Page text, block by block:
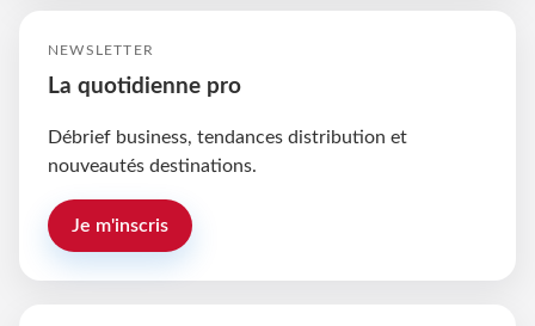
NEWSLETTER
La quotidienne pro
Débrief business, tendances distribution et
nouveautés destinations.
Je m'inscris